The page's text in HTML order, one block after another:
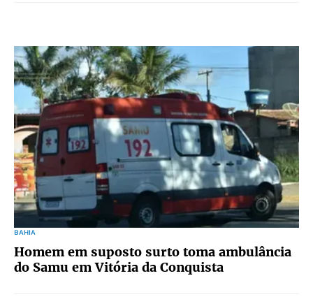
BAHIA
Homem em suposto surto toma ambulância
do Samu em Vitória da Conquista